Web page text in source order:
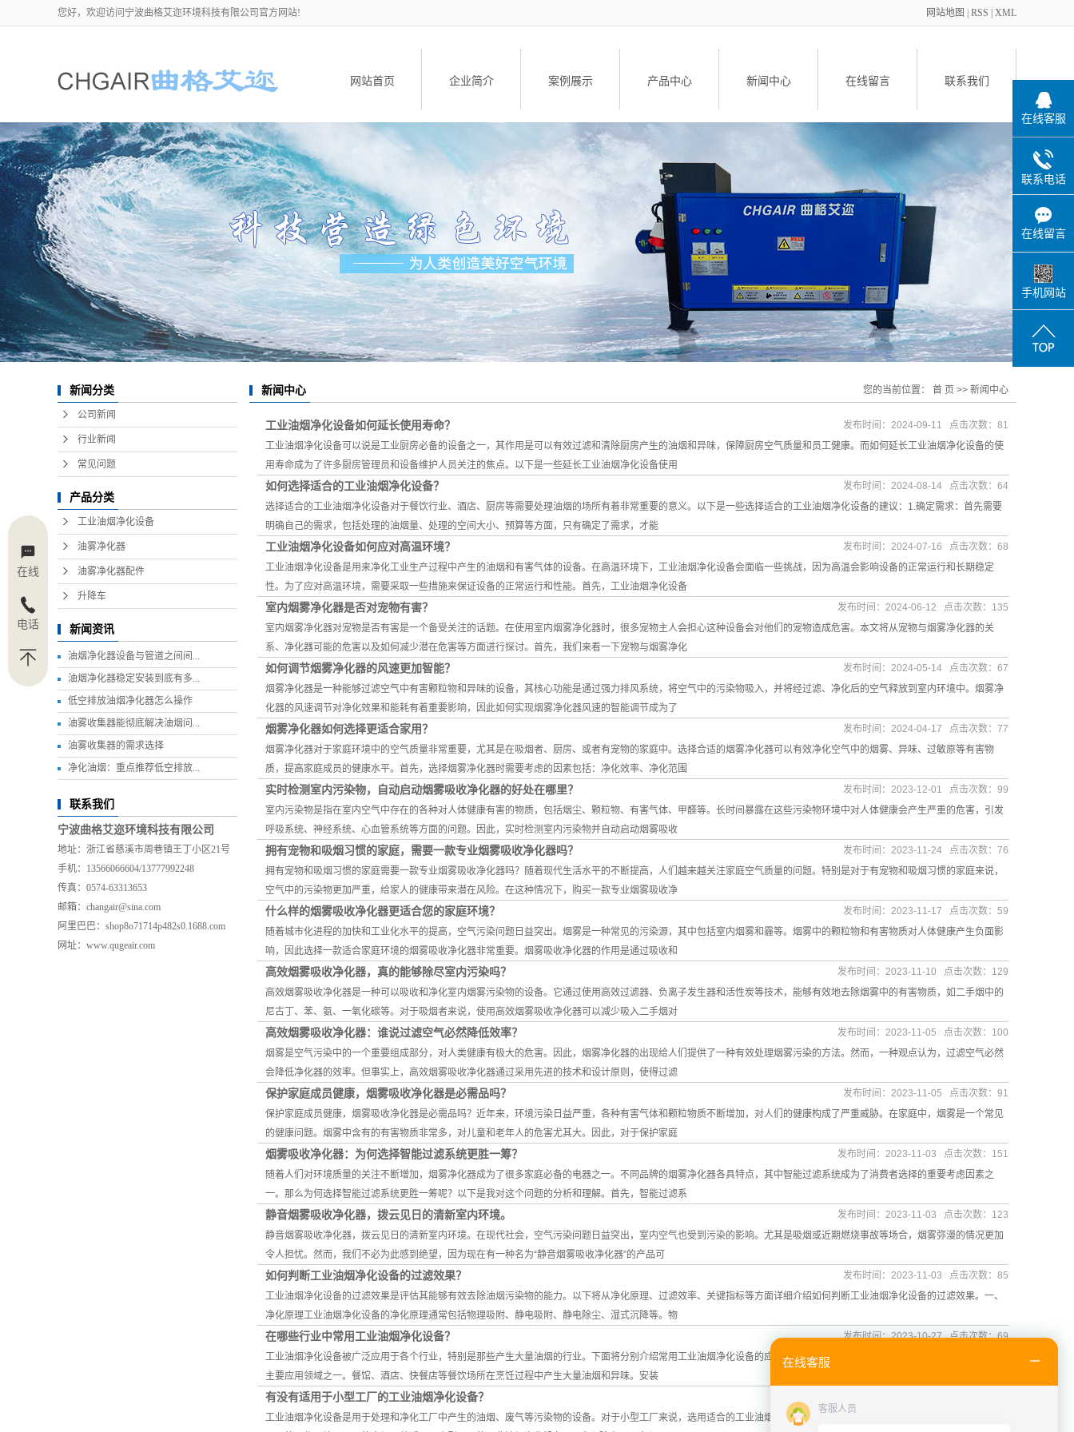
您好，欢迎访问宁波曲格艾迩环境科技有限公司官方网站! 网站地图 RSS XML
网站首页 企业简介 案例展示 产品中心
工业油烟净化设备
油雾净化器
油雾净化器配件
升降车
新闻中心 在线留言 联系我们
新闻分类
公司新闻
行业新闻
常见问题
产品分类
工业油烟净化设备
油雾净化器
油雾净化器配件
升降车
新闻资讯
油烟净化器设备与管道之间间...
油烟净化器稳定安装到底有多...
低空排放油烟净化器怎么操作
油雾收集器能彻底解决油烟问...
油雾收集器的需求选择
净化油烟：重点推荐低空排放...
联系我们
宁波曲格艾迩环境科技有限公司
地址：浙江省慈溪市周巷镇王丁小区21号
手机：13566066604/13777992248
传真：0574-63313653
邮箱：changair@sina.com
阿里巴巴：shop8o71714p482s0.1688.com
网址：www.qugeair.com
新闻中心 您的当前位置： 首 页 >> 新闻中心
工业油烟净化设备如何延长使用寿命？
工业油烟净化设备可以说是工业厨房必备的设备之一，其作用是可以有效过滤和清除厨房产生的油烟和异味，保障厨房空气质量和员工健康。而如何延长工业油烟净化设备的使
用寿命成为了许多厨房管理员和设备维护人员关注的焦点。以下是一些延长工业油烟净化设备使用
发布时间：2024-09-11 点击次数：81
如何选择适合的工业油烟净化设备？
选择适合的工业油烟净化设备对于餐饮行业、酒店、厨房等需要处理油烟的场所有着非常重要的意义。以下是一些选择适合的工业油烟净化设备的建议：1.确定需求：首先需要
明确自己的需求，包括处理的油烟量、处理的空间大小、预算等方面，只有确定了需求，才能
发布时间：2024-08-14 点击次数：64
工业油烟净化设备如何应对高温环境？
工业油烟净化设备是用来净化工业生产过程中产生的油烟和有害气体的设备。在高温环境下，工业油烟净化设备会面临一些挑战，因为高温会影响设备的正常运行和长期稳定
性。为了应对高温环境，需要采取一些措施来保证设备的正常运行和性能。首先，工业油烟净化设备
发布时间：2024-07-16 点击次数：68
室内烟雾净化器是否对宠物有害？
室内烟雾净化器对宠物是否有害是一个备受关注的话题。在使用室内烟雾净化器时，很多宠物主人会担心这种设备会对他们的宠物造成危害。本文将从宠物与烟雾净化器的关
系、净化器可能的危害以及如何减少潜在危害等方面进行探讨。首先，我们来看一下宠物与烟雾净化
发布时间：2024-06-12 点击次数：135
如何调节烟雾净化器的风速更加智能？
烟雾净化器是一种能够过滤空气中有害颗粒物和异味的设备，其核心功能是通过强力排风系统，将空气中的污染物吸入，并将经过滤、净化后的空气释放到室内环境中。烟雾净
化器的风速调节对净化效果和能耗有着重要影响，因此如何实现烟雾净化器风速的智能调节成为了
发布时间：2024-05-14 点击次数：67
烟雾净化器如何选择更适合家用？
烟雾净化器对于家庭环境中的空气质量非常重要，尤其是在吸烟者、厨房、或者有宠物的家庭中。选择合适的烟雾净化器可以有效净化空气中的烟雾、异味、过敏原等有害物
质，提高家庭成员的健康水平。首先，选择烟雾净化器时需要考虑的因素包括：净化效率、净化范围
发布时间：2024-04-17 点击次数：77
实时检测室内污染物，自动启动烟雾吸收净化器的好处在哪里？
室内污染物是指在室内空气中存在的各种对人体健康有害的物质，包括烟尘、颗粒物、有害气体、甲醛等。长时间暴露在这些污染物环境中对人体健康会产生严重的危害，引发
呼吸系统、神经系统、心血管系统等方面的问题。因此，实时检测室内污染物并自动启动烟雾吸收
发布时间：2023-12-01 点击次数：99
拥有宠物和吸烟习惯的家庭，需要一款专业烟雾吸收净化器吗？
拥有宠物和吸烟习惯的家庭需要一款专业烟雾吸收净化器吗？随着现代生活水平的不断提高，人们越来越关注家庭空气质量的问题。特别是对于有宠物和吸烟习惯的家庭来说，
空气中的污染物更加严重，给家人的健康带来潜在风险。在这种情况下，购买一款专业烟雾吸收净
发布时间：2023-11-24 点击次数：76
什么样的烟雾吸收净化器更适合您的家庭环境？
随着城市化进程的加快和工业化水平的提高，空气污染问题日益突出。烟雾是一种常见的污染源，其中包括室内烟雾和霾等。烟雾中的颗粒物和有害物质对人体健康产生负面影
响，因此选择一款适合家庭环境的烟雾吸收净化器非常重要。烟雾吸收净化器的作用是通过吸收和
发布时间：2023-11-17 点击次数：59
高效烟雾吸收净化器，真的能够除尽室内污染吗？
高效烟雾吸收净化器是一种可以吸收和净化室内烟雾污染物的设备。它通过使用高效过滤器、负离子发生器和活性炭等技术，能够有效地去除烟雾中的有害物质，如二手烟中的
尼古丁、苯、氨、一氧化碳等。对于吸烟者来说，使用高效烟雾吸收净化器可以减少吸入二手烟对
发布时间：2023-11-10 点击次数：129
高效烟雾吸收净化器：谁说过滤空气必然降低效率？
烟雾是空气污染中的一个重要组成部分，对人类健康有极大的危害。因此，烟雾净化器的出现给人们提供了一种有效处理烟雾污染的方法。然而，一种观点认为，过滤空气必然
会降低净化器的效率。但事实上，高效烟雾吸收净化器通过采用先进的技术和设计原则，使得过滤
发布时间：2023-11-05 点击次数：100
保护家庭成员健康，烟雾吸收净化器是必需品吗？
保护家庭成员健康，烟雾吸收净化器是必需品吗？近年来，环境污染日益严重，各种有害气体和颗粒物质不断增加，对人们的健康构成了严重威胁。在家庭中，烟雾是一个常见
的健康问题。烟雾中含有的有害物质非常多，对儿童和老年人的危害尤其大。因此，对于保护家庭
发布时间：2023-11-05 点击次数：91
烟雾吸收净化器：为何选择智能过滤系统更胜一筹？
随着人们对环境质量的关注不断增加，烟雾净化器成为了很多家庭必备的电器之一。不同品牌的烟雾净化器各具特点，其中智能过滤系统成为了消费者选择的重要考虑因素之
一。那么为何选择智能过滤系统更胜一筹呢？以下是我对这个问题的分析和理解。首先，智能过滤系
发布时间：2023-11-03 点击次数：151
静音烟雾吸收净化器，拨云见日的清新室内环境。
静音烟雾吸收净化器，拨云见日的清新室内环境。在现代社会，空气污染问题日益突出，室内空气也受到污染的影响。尤其是吸烟或近期燃烧事故等场合，烟雾弥漫的情况更加
令人担忧。然而，我们不必为此感到绝望，因为现在有一种名为“静音烟雾吸收净化器”的产品可
发布时间：2023-11-03 点击次数：123
如何判断工业油烟净化设备的过滤效果？
工业油烟净化设备的过滤效果是评估其能够有效去除油烟污染物的能力。以下将从净化原理、过滤效率、关键指标等方面详细介绍如何判断工业油烟净化设备的过滤效果。一、
净化原理工业油烟净化设备的净化原理通常包括物理吸附、静电吸附、静电除尘、湿式沉降等。物
发布时间：2023-11-03 点击次数：85
在哪些行业中常用工业油烟净化设备？
工业油烟净化设备被广泛应用于各个行业，特别是那些产生大量油烟的行业。下面将分别介绍常用工业油烟净化设备的应用领域。1.餐饮行业：餐饮行业是工业油烟净化设备的
主要应用领域之一。餐馆、酒店、快餐店等餐饮场所在烹饪过程中产生大量油烟和异味。安装
发布时间：2023-10-27 点击次数：69
有没有适用于小型工厂的工业油烟净化设备？
工业油烟净化设备是用于处理和净化工厂中产生的油烟、废气等污染物的设备。对于小型工厂来说，选用适合的工业油烟净化设备既能满足环境保护要求，又能提高生产效率和
在线
电话
在线客服
客服人员
在线客服
联系电话
在线留言
手机网站